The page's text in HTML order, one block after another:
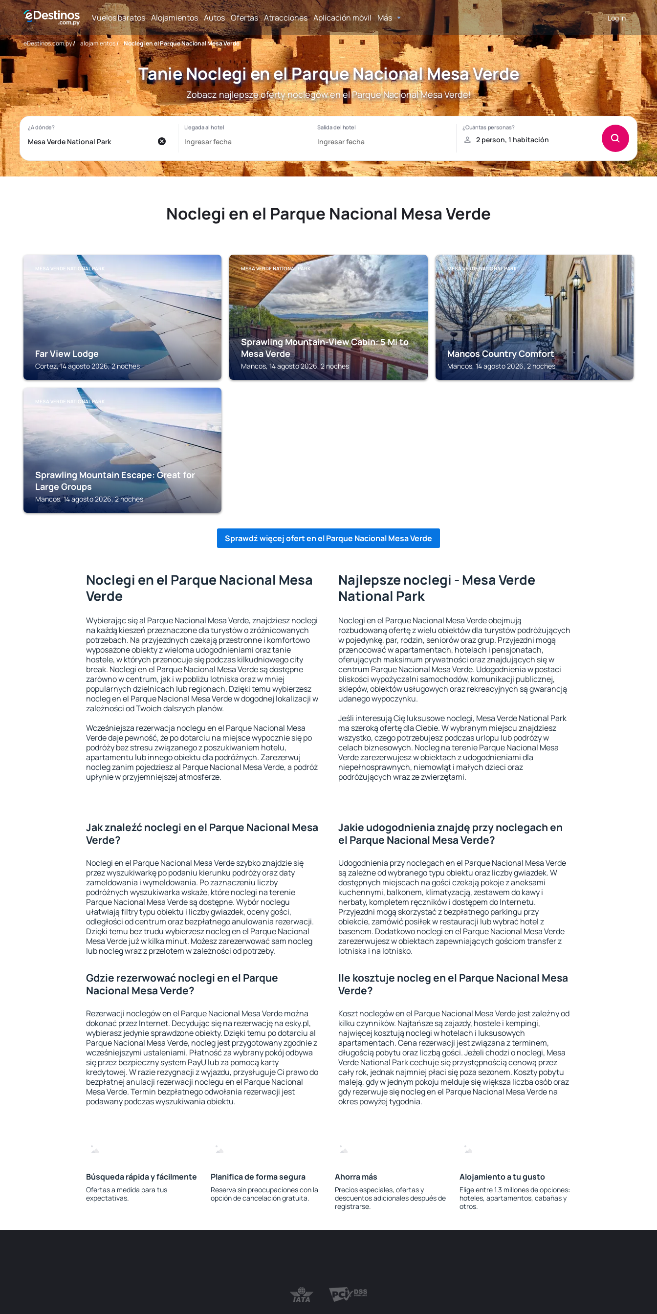
Vuelos baratos Alojamientos Autos Ofertas Atracciones Aplicación móvil Más Log in
eDestinos.com.py/ alojamientos/ Noclegi en el Parque Nacional Mesa Verde
Tanie Noclegi en el Parque Nacional Mesa Verde
Zobacz najlepsze oferty noclegów en el Parque Nacional Mesa Verde!
Noclegi en el Parque Nacional Mesa Verde
MESA VERDE NATIONAL PARK
Far View Lodge
Cortez, 14 agosto 2026, 2 noches
MESA VERDE NATIONAL PARK
Sprawling Mountain-View Cabin: 5 Mi to
Mesa Verde
Mancos, 14 agosto 2026, 2 noches
MESA VERDE NATIONAL PARK
Mancos Country Comfort
Mancos, 14 agosto 2026, 2 noches
MESA VERDE NATIONAL PARK
Sprawling Mountain Escape: Great for
Large Groups
Mancos, 14 agosto 2026, 2 noches
Sprawdź więcej ofert en el Parque Nacional Mesa Verde
Noclegi en el Parque Nacional Mesa
Verde
Wybierając się al Parque Nacional Mesa Verde, znajdziesz noclegi
na każdą kieszeń przeznaczone dla turystów o zróżnicowanych
potrzebach. Na przyjezdnych czekają przestronne i komfortowo
wyposażone obiekty z wieloma udogodnieniami oraz tanie
hostele, w których przenocuje się podczas kilkudniowego city
break. Noclegi en el Parque Nacional Mesa Verde są dostępne
zarówno w centrum, jak i w pobliżu lotniska oraz w mniej
popularnych dzielnicach lub regionach. Dzięki temu wybierzesz
nocleg en el Parque Nacional Mesa Verde w dogodnej lokalizacji w
zależności od Twoich dalszych planów.
Wcześniejsza rezerwacja noclegu en el Parque Nacional Mesa
Verde daje pewność, że po dotarciu na miejsce wypocznie się po
podróży bez stresu związanego z poszukiwaniem hotelu,
apartamentu lub innego obiektu dla podróżnych. Zarezerwuj
nocleg zanim pojedziesz al Parque Nacional Mesa Verde, a podróż
upłynie w przyjemniejszej atmosferze.
Najlepsze noclegi - Mesa Verde
National Park
Noclegi en el Parque Nacional Mesa Verde obejmują
rozbudowaną ofertę z wielu obiektów dla turystów podróżujących
w pojedynkę, par, rodzin, seniorów oraz grup. Przyjezdni mogą
przenocować w apartamentach, hotelach i pensjonatach,
oferujących maksimum prywatności oraz znajdujących się w
centrum Parque Nacional Mesa Verde. Udogodnienia w postaci
bliskości wypożyczalni samochodów, komunikacji publicznej,
sklepów, obiektów usługowych oraz rekreacyjnych są gwarancją
udanego wypoczynku.
Jeśli interesują Cię luksusowe noclegi, Mesa Verde National Park
ma szeroką ofertę dla Ciebie. W wybranym miejscu znajdziesz
wszystko, czego potrzebujesz podczas urlopu lub podróży w
celach biznesowych. Nocleg na terenie Parque Nacional Mesa
Verde zarezerwujesz w obiektach z udogodnieniami dla
niepełnosprawnych, niemowląt i małych dzieci oraz
podróżujących wraz ze zwierzętami.
Jak znaleźć noclegi en el Parque Nacional Mesa
Verde?
Noclegi en el Parque Nacional Mesa Verde szybko znajdzie się
przez wyszukiwarkę po podaniu kierunku podróży oraz daty
zameldowania i wymeldowania. Po zaznaczeniu liczby
podróżnych wyszukiwarka wskaże, które noclegi na terenie
Parque Nacional Mesa Verde są dostępne. Wybór noclegu
ułatwiają filtry typu obiektu i liczby gwiazdek, oceny gości,
odległości od centrum oraz bezpłatnego anulowania rezerwacji.
Dzięki temu bez trudu wybierzesz nocleg en el Parque Nacional
Mesa Verde już w kilka minut. Możesz zarezerwować sam nocleg
lub nocleg wraz z przelotem w zależności od potrzeby.
Jakie udogodnienia znajdę przy noclegach en
el Parque Nacional Mesa Verde?
Udogodnienia przy noclegach en el Parque Nacional Mesa Verde
są zależne od wybranego typu obiektu oraz liczby gwiazdek. W
dostępnych miejscach na gości czekają pokoje z aneksami
kuchennymi, balkonem, klimatyzacją, zestawem do kawy i
herbaty, kompletem ręczników i dostępem do Internetu.
Przyjezdni mogą skorzystać z bezpłatnego parkingu przy
obiekcie, zamówić posiłek w restauracji lub wybrać hotel z
basenem. Dodatkowo noclegi en el Parque Nacional Mesa Verde
zarezerwujesz w obiektach zapewniających gościom transfer z
lotniska i na lotnisko.
Gdzie rezerwować noclegi en el Parque
Nacional Mesa Verde?
Rezerwacji noclegów en el Parque Nacional Mesa Verde można
dokonać przez Internet. Decydując się na rezerwację na esky.pl,
wybierasz jedynie sprawdzone obiekty. Dzięki temu po dotarciu al
Parque Nacional Mesa Verde, nocleg jest przygotowany zgodnie z
wcześniejszymi ustaleniami. Płatność za wybrany pokój odbywa
się przez bezpieczny system PayU lub za pomocą karty
kredytowej. W razie rezygnacji z wyjazdu, przysługuje Ci prawo do
bezpłatnej anulacji rezerwacji noclegu en el Parque Nacional
Mesa Verde. Termin bezpłatnego odwołania rezerwacji jest
podawany podczas wyszukiwania obiektu.
Ile kosztuje nocleg en el Parque Nacional Mesa
Verde?
Koszt noclegów en el Parque Nacional Mesa Verde jest zależny od
kilku czynników. Najtańsze są zajazdy, hostele i kempingi,
najwięcej kosztują noclegi w hotelach i luksusowych
apartamentach. Cena rezerwacji jest związana z terminem,
długością pobytu oraz liczbą gości. Jeżeli chodzi o noclegi, Mesa
Verde National Park cechuje się przystępnością cenową przez
cały rok, jednak najmniej płaci się poza sezonem. Koszty pobytu
maleją, gdy w jednym pokoju melduje się większa liczba osób oraz
gdy rezerwuje się nocleg en el Parque Nacional Mesa Verde na
okres powyżej tygodnia.
Búsqueda rápida y fácilmente
Ofertas a medida para tus
expectativas.
Planifica de forma segura
Reserva sin preocupaciones con la
opción de cancelación gratuita.
Ahorra más
Precios especiales, ofertas y
descuentos adicionales después de
registrarse.
Alojamiento a tu gusto
Elige entre 1.3 millones de opciones:
hoteles, apartamentos, cabañas y
otros.